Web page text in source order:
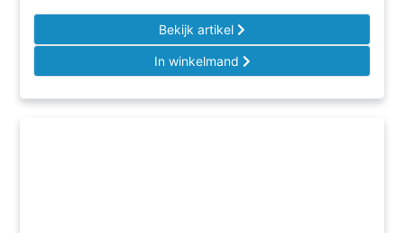
Bekijk artikel
In winkelmand